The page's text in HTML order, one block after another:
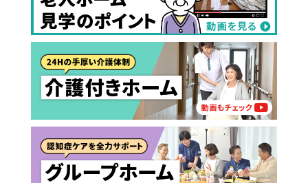
0円
（非課税）
ー
あなたに適しているのは?
要介護認定を受け、要支援１～２、
要介護１～５、いずれかの判定を受
けていますか？
ご自宅で生活しながら介護サービス
を使いたいですか？
老人ホームなどの施設に移り住みた
いですか？
現在、日常生活を送るうえで誰かの
介護などサポートが必要ですか？
介護スタッフにご自宅に来てもらい
たいですか？
介護施設へ通いたいですか？
認知症の診断を受けていますか？
または物忘れなど認知症の疑いはあ
りますか？
日帰りで使いたいですか？
一時的に宿泊したいですか？
要支援１～２・要介護１～２です
か？
要介護３～５ですか？